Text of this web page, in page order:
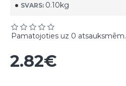
SVARS: 0.10kg
Pamatojoties uz 0 atsauksmēm.
2.82€